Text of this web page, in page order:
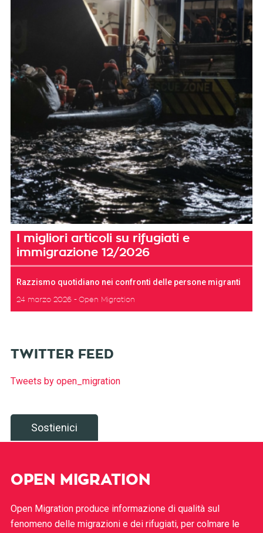
I migliori articoli su rifugiati e
immigrazione 12/2026
Razzismo quotidiano nei confronti delle persone migranti
24 marzo 2026 Open Migration
TWITTER FEED
Tweets by open_migration
Sostienici
OPEN MIGRATION
Open Migration produce informazione di qualità sul
fenomeno delle migrazioni e dei rifugiati, per colmare le